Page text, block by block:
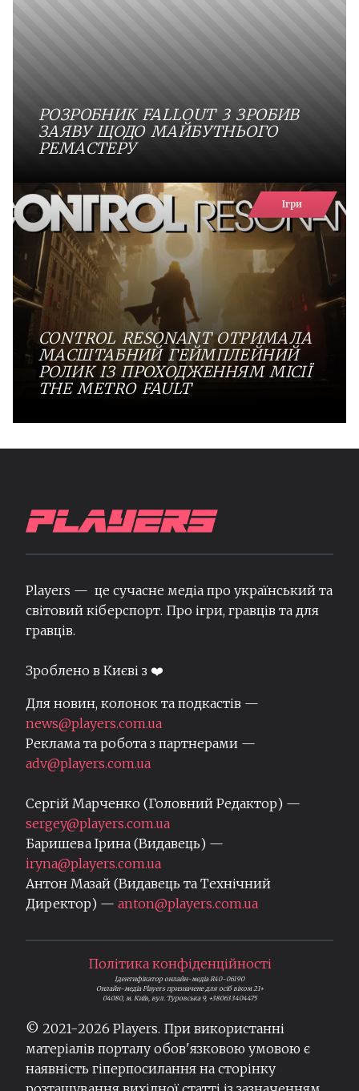
РОЗРОБНИК FALLOUT 3 ЗРОБИВ
ЗАЯВУ ЩОДО МАЙБУТНЬОГО
РЕМАСТЕРУ
Ігри
CONTROL RESONANT ОТРИМАЛА
МАСШТАБНИЙ ГЕЙМПЛЕЙНИЙ
РОЛИК ІЗ ПРОХОДЖЕННЯМ МІСІЇ
THE METRO FAULT
Players — це сучасне медіа про український та
світовий кіберспорт. Про ігри, гравців та для
гравців.
Зроблено в Києві з ❤️
Для новин, колонок та подкастів —
news@players.com.ua
Реклама та робота з партнерами —
adv@players.com.ua
Сергій Марченко (Головний Редактор) —
sergey@players.com.ua
Баришева Ірина (Видавець) —
iryna@players.com.ua
Антон Мазай (Видавець та Технічний
Директор) — anton@players.com.ua
Політика конфіденційності
Ідентифікатор онлайн-медіа R40-06190
Онлайн-медіа Players призначене для осіб віком 21+
04080, м. Київ, вул. Туровська 9, +380633404475
© 2021-2026 Players. При використанні
матеріалів порталу обов'язковою умовою є
наявність гіперпосилання на сторінку